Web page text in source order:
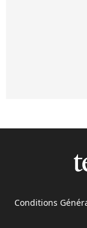
Conditions